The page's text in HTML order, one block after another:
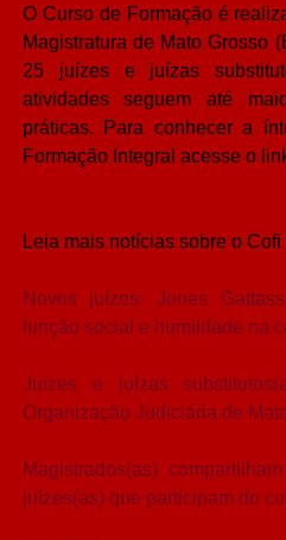
O Curso de Formação é
Magistratura de Mato Grosso
25 juízes e juízas
atividades seguem até
práticas. Para conhecer a
Formação Integral acesse o
Leia mais notícias sobre o
Novos juízes: Jones
função social e humildade na
Juízes e juízas
Organização Judiciária de
Magistrados(as)
juízes(as) que participam do